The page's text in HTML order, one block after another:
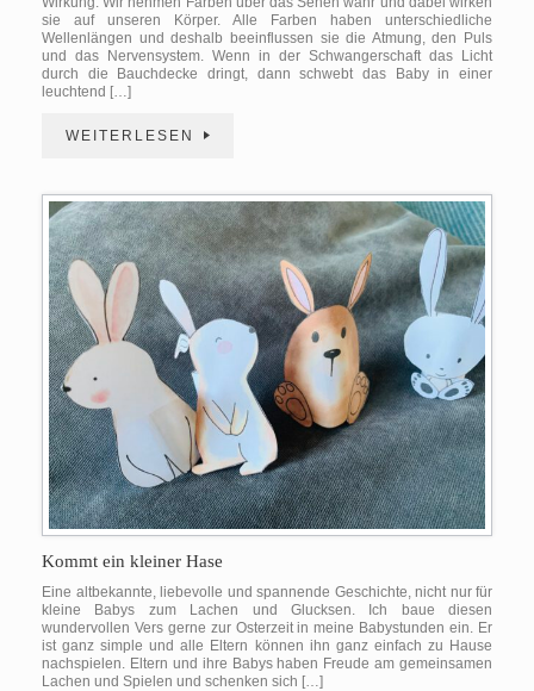
sie auf unseren Körper. Alle Farben haben unterschiedliche
Wellenlängen und deshalb beeinflussen sie die Atmung, den Puls
und das Nervensystem. Wenn in der Schwangerschaft das Licht
durch die Bauchdecke dringt, dann schwebt das Baby in einer
leuchtend […]
WEITERLESEN
Kommt ein kleiner Hase
Eine altbekannte, liebevolle und spannende Geschichte, nicht nur für
kleine Babys zum Lachen und Glucksen. Ich baue diesen
wundervollen Vers gerne zur Osterzeit in meine Babystunden ein. Er
ist ganz simple und alle Eltern können ihn ganz einfach zu Hause
nachspielen. Eltern und ihre Babys haben Freude am gemeinsamen
Lachen und Spielen und schenken sich […]